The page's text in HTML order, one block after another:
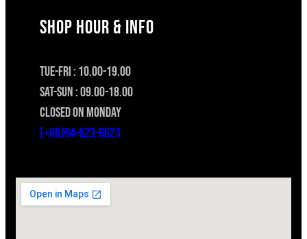
SHOP HOUR & INFO
TUE-FRI : 10.00-19.00
SAT-SUN : 09.00-18.00
CLOSED ON MONDAY
(+66)94-623-6623